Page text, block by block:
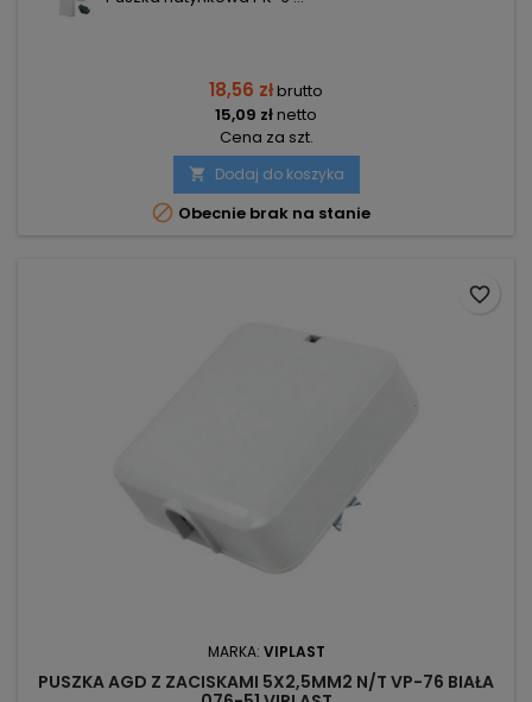
18,56 złbrutto
15,09 złnetto
Cena za szt.
 Dodaj do koszyka
 Obecnie brak na stanie
MARKA: VIPLAST
PUSZKA AGD Z ZACISKAMI 5X2,5MM2 N/T VP-76 BIAŁA
favorite_border